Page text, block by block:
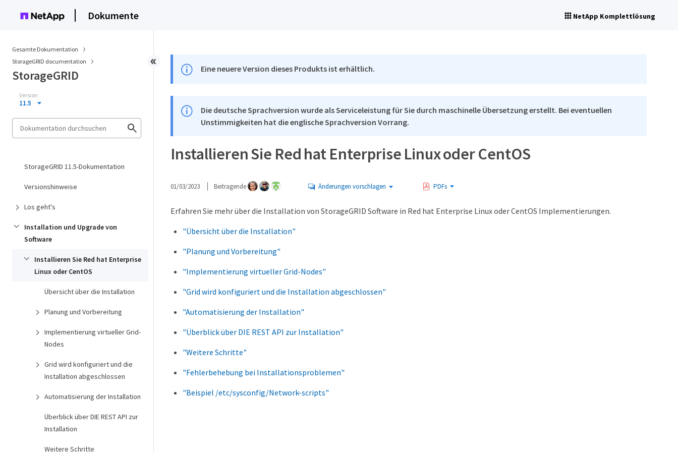
Dokumente NetApp Komplettlösung
Gesamte Dokumentation
StorageGRID documentation
StorageGRID
Version
11.5
StorageGRID 11.5-Dokumentation
Versionshinweise
Los geht's
Installation und Upgrade von
Software
Installieren Sie Red hat Enterprise
Linux oder CentOS
Übersicht über die Installation
Planung und Vorbereitung
Implementierung virtueller Grid-
Nodes
Grid wird konfiguriert und die
Installation abgeschlossen
Automatisierung der Installation
Überblick über DIE REST API zur
Installation
Weitere Schritte
Eine neuere Version dieses Produkts ist erhältlich.
Die deutsche Sprachversion wurde als Serviceleistung für Sie durch maschinelle Übersetzung erstellt. Bei eventuellen
Unstimmigkeiten hat die englische Sprachversion Vorrang.
Installieren Sie Red hat Enterprise Linux oder CentOS
01/03/2023 Beitragende Änderungen vorschlagen PDFs
Erfahren Sie mehr über die Installation von StorageGRID Software in Red hat Enterprise Linux oder CentOS Implementierungen.
"Übersicht über die Installation"
"Planung und Vorbereitung"
"Implementierung virtueller Grid-Nodes"
"Grid wird konfiguriert und die Installation abgeschlossen"
"Automatisierung der Installation"
"Überblick über DIE REST API zur Installation"
"Weitere Schritte"
"Fehlerbehebung bei Installationsproblemen"
"Beispiel /etc/sysconfig/Network-scripts"